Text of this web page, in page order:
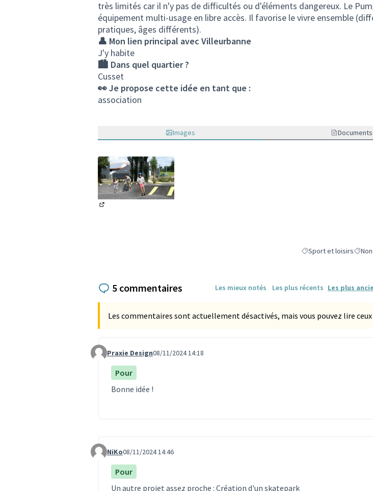
très limités car il n'y pas de difficultés ou d'éléments dangereux. Le
équipement multi-usage en libre accès. Il favorise le vivre ensemble
pratiques, âges différents).
👤 Mon lien principal avec Villeurbanne
J'y habite
🏙️ Dans quel quartier ?
Cusset
👀 Je propose cette idée en tant que :
association
Images Documents
Filtrer les résultats de
Sport et loisirs
5 commentaires Les mieux notés Les plus récents Les plus
Les commentaires sont actuellement désactivés, mais vous pouvez lire ceux
Commentaire 3512
Praxie Design08/11/2024 14:18
Pour
Bonne idée !
Commentaire 3514
NiKo08/11/2024 14:46
Pour
Un autre projet assez proche : Création d'un skatepark